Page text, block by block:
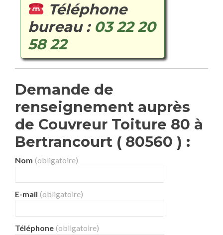
Téléphone
bureau : 03 22 20
58 22
Demande de
renseignement auprès
de Couvreur Toiture 80 à
Bertrancourt ( 80560 ) :
Nom (obligatoire)
E-mail (obligatoire)
Téléphone (obligatoire)